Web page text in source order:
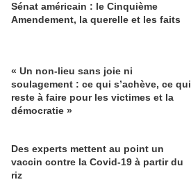
Sénat américain : le Cinquième
Amendement, la querelle et les faits
« Un non-lieu sans joie ni
soulagement : ce qui s’achève, ce qui
reste à faire pour les victimes et la
démocratie »
Des experts mettent au point un
vaccin contre la Covid-19 à partir du
riz